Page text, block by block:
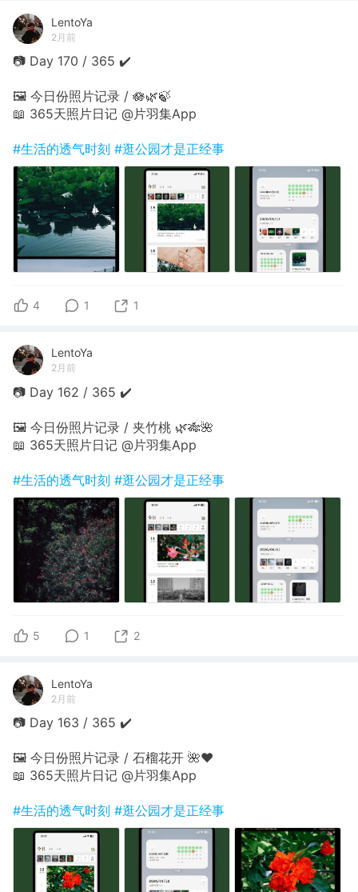
LentoYa
2月前
📷 Day 170 / 365 ✔️
🖼 今日份照片记录 / 🪷🌿🍃
📖 365天照片日记 @片羽集App
#生活的透气时刻 #逛公园才是正经事
4 1 1
LentoYa
2月前
📷 Day 162 / 365 ✔️
🖼 今日份照片记录 / 夹竹桃 🌿🎋🌺
📖 365天照片日记 @片羽集App
#生活的透气时刻 #逛公园才是正经事
5 1 2
LentoYa
2月前
📷 Day 163 / 365 ✔️
🖼 今日份照片记录 / 石榴花开 🌺❤️
📖 365天照片日记 @片羽集App
#生活的透气时刻 #逛公园才是正经事